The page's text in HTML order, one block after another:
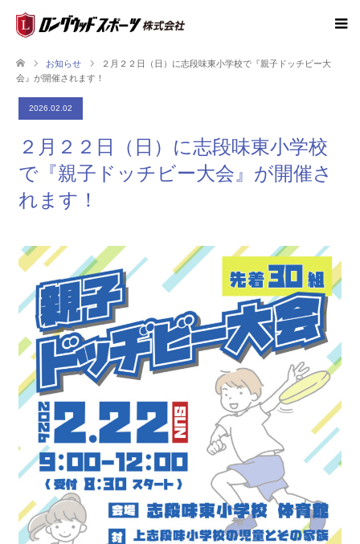
お知らせ
２月２２日（日）に志段味東小学校で『親子ドッチビー大
会』が開催されます！
2026.02.02
２月２２日（日）に志段味東小学校
で『親子ドッチビー大会』が開催さ
れます！